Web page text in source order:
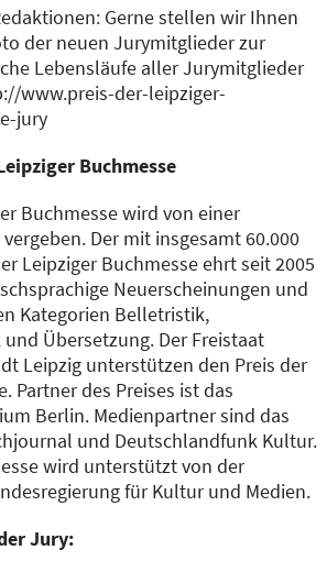
Gerne stellen wir Ihnen
der neuen Jurymitglieder zur
Lebensläufe aller Jurymitglieder
www.preis-der-leipziger-
jury
Buchmesse
Buchmesse wird von einer
Der mit insgesamt 60.000
Leipziger Buchmesse ehrt seit 2005
Neuerscheinungen und
Kategorien Belletristik,
Übersetzung. Der Freistaat
Leipzig unterstützen den Preis der
Partner des Preises ist das
Berlin. Medienpartner sind das
und Deutschlandfunk Kultur.
wird unterstützt von der
für Kultur und Medien.
Jury: